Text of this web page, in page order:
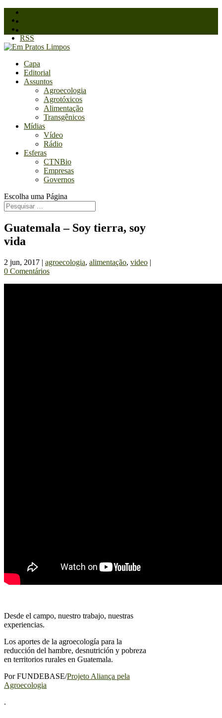
RSS
Capa
Editorial
Assuntos
Agroecologia
Agrotóxicos
Alimentação
Transgênicos
Mídias
Vídeo
Rádio
Esferas
CTNBio
Empresas
Governos
Escolha uma Página
Guatemala – Soy tierra, soy
vida
2 jun, 2017 | agroecologia, alimentação, video |
0 Comentários
Desde el campo, nuestro trabajo, nuestras
experiencias.
Los aportes de la agroecología para la
reducción del hambre, desnutrición y pobreza
en territorios rurales en Guatemala.
Por FUNDEBASE/Projeto Aliança pela
Agroecologia
.